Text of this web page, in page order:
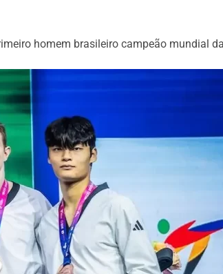
homem brasileiro campeão mundial da